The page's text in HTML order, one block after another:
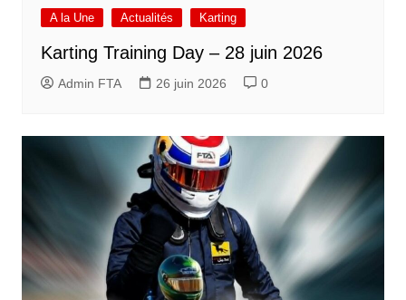
A la Une Actualités Karting
Karting Training Day – 28 juin 2026
Admin FTA 26 juin 2026 0